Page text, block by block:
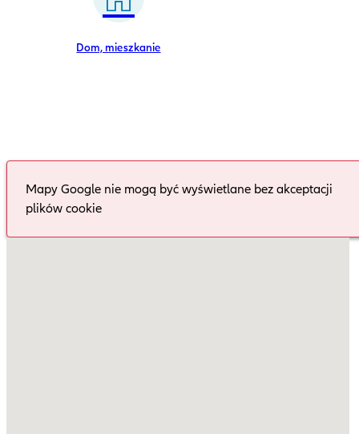
Dom, mieszkanie
Mapy Google nie mogą być wyświetlane bez akceptacji
plików cookie